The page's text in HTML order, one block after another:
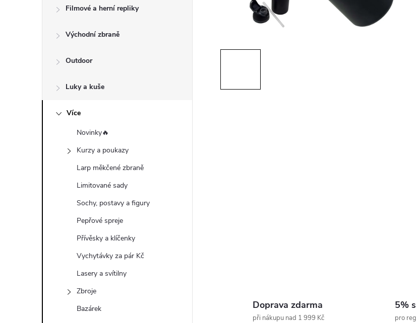
Filmové a herní repliky
Východní zbraně
Outdoor
Luky a kuše
Více
Novinky🔥
Kurzy a poukazy
Larp měkčené zbraně
Limitované sady
Sochy, postavy a figury
Pepřové spreje
Přívěsky a klíčenky
Vychytávky za pár Kč
Lasery a svítilny
Zbroje
Bazárek
Doprava zdarma
při nákupu nad 1 999 Kč
5%
pro